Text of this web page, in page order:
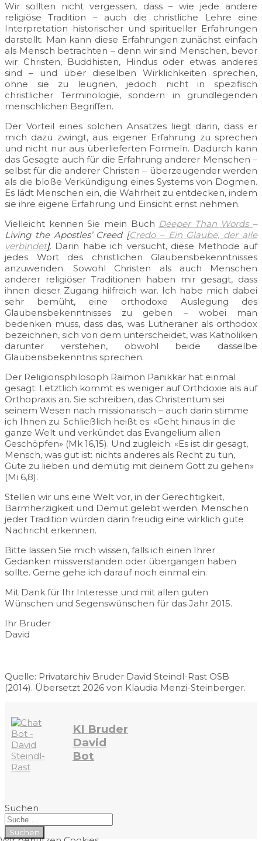
Wir sollten nicht vergessen, dass – wie jede andere
religiöse Tradition – auch die christliche Lehre eine
Interpretation historischer und spiritueller Erfahrungen
darstellt. Man kann diese Erfahrungen zunächst einfach
als Mensch betrachten – denn wir sind Menschen, bevor
wir Christen, Buddhisten, Hindus oder etwas anderes
sind – und über dieselben Wirklichkeiten sprechen,
ohne sie zu leugnen, jedoch nicht in spezifisch
christlicher Terminologie, sondern in grundlegenden
menschlichen Begriffen.
Der Vorteil eines solchen Ansatzes liegt darin, dass er
mich dazu zwingt, aus eigener Erfahrung zu sprechen
und nicht nur aus überlieferten Formeln. Dadurch kann
das Gesagte auch für die Erfahrung anderer Menschen –
selbst für die anderer Christen – überzeugender werden
als die bloße Verkündigung eines Systems von Dogmen.
Es lädt Menschen ein, die Wahrheit zu entdecken, indem
sie ihre eigene Erfahrung und Einsicht ernst nehmen.
Vielleicht kennen Sie mein Buch Deeper Than Words –
Living the Apostles’ Creed [Credo – Ein Glaube, der alle
verbindet]. Darin habe ich versucht, diese Methode auf
jedes Wort des christlichen Glaubensbekenntnisses
anzuwenden. Sowohl Christen als auch Menschen
anderer religiöser Traditionen haben mir gesagt, dass
ihnen dieser Zugang hilfreich war. Ich habe mich dabei
sehr bemüht, eine orthodoxe Auslegung des
Glaubensbekenntnisses zu geben – wobei man
bedenken muss, dass das, was Lutheraner als orthodox
bezeichnen, sich von dem unterscheidet, was Katholiken
darunter verstehen, obwohl beide dasselbe
Glaubensbekenntnis sprechen.
Der Religionsphilosoph Raimon Panikkar hat einmal
gesagt: Letztlich kommt es weniger auf Orthdoxie als auf
Orthopraxis an. Sie schreiben, das Christentum sei
seinem Wesen nach missionarisch – auch darin stimme
ich Ihnen zu. Schließlich heißt es: «Geht hinaus in die
ganze Welt und verkündet das Evangelium allen
Geschöpfen» (Mk 16,15). Und zugleich: «Es ist dir gesagt,
Mensch, was gut ist: nichts anderes als Recht zu tun,
Güte zu lieben und demütig mit deinem Gott zu gehen»
(Mi 6,8).
Stellen wir uns eine Welt vor, in der Gerechtigkeit,
Barmherzigkeit und Demut gelebt werden. Menschen
jeder Tradition würden darin freudig eine wirklich gute
Nachricht erkennen.
Bitte lassen Sie mich wissen, falls ich einen Ihrer
Gedanken missverstanden oder übergangen haben
sollte. Gerne gehe ich darauf noch einmal ein.
Mit Dank für Ihr Interesse und mit allen guten
Wünschen und Segenswünschen für das Jahr 2015.
Ihr Bruder
David
Quelle: Privatarchiv Bruder David Steindl-Rast OSB
(2014). Übersetzt 2026 von Klaudia Menzi-Steinberger.
KI Bruder
David
Bot
Suchen
Suchen